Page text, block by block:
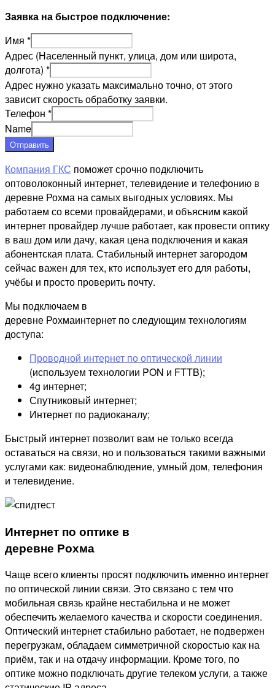
Заявка на быстрое подключение:
Имя *
Адрес (Населенный пункт, улица, дом или широта,
долгота) *
Адрес нужно указать максимально точно, от этого
зависит скорость обработку заявки.
Телефон *
Name
Отправить
Компания ГКС поможет срочно подключить
оптоволоконный интернет, телевидение и телефонию в
деревне Рохма на самых выгодных условиях. Мы
работаем со всеми провайдерами, и объясним какой
интернет провайдер лучше работает, как провести оптику
в ваш дом или дачу, какая цена подключения и какая
абонентская плата. Стабильный интернет загородом
сейчас важен для тех, кто использует его для работы,
учёбы и просто проверить почту.
Мы подключаем в
деревне Рохмаинтернет по следующим технологиям
доступа:
Проводной интернет по оптической линии
(используем технологии PON и FTTB);
4g интернет;
Спутниковый интернет;
Интернет по радиоканалу;
Быстрый интернет позволит вам не только всегда
оставаться на связи, но и пользоваться такими важными
услугами как: видеонаблюдение, умный дом, телефония
и телевидение.
Интернет по оптике в
деревне Рохма
Чаще всего клиенты просят подключить именно интернет
по оптической линии связи. Это связано с тем что
мобильная связь крайне нестабильна и не может
обеспечить желаемого качества и скорости соединения.
Оптический интернет стабильно работает, не подвержен
перегрузкам, обладаем симметричной скоростью как на
приём, так и на отдачу информации. Кроме того, по
оптике можно подключать другие телеком услуги, а также